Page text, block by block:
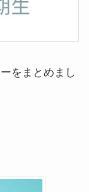
をまとめまし